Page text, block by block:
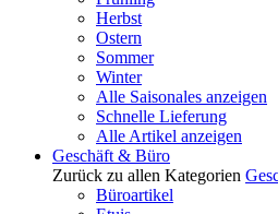
Herbst
Ostern
Sommer
Winter
Alle Saisonales anzeigen
Schnelle Lieferung
Alle Artikel anzeigen
Geschäft & Büro
Zurück zu allen Kategorien
Büroartikel